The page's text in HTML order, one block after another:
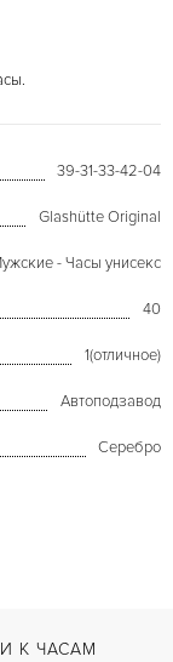
39-31-33-42-04
Glashütte Original
- Часы унисекс
40
1(отличное)
Автоподзавод
Серебро
К ЧАСАМ